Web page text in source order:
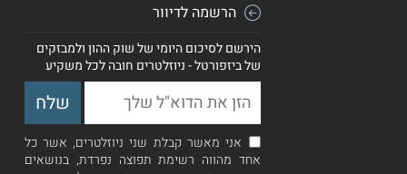
הרשמה לדיוור
הירשם לסיכום היומי של שוק ההון ולמבזקים
של ביזפורטל - ניוזלטרים חובה לכל משקיע
אני מאשר קבלת שני ניוזלטרים, אשר כל
אחד מהווה רשימת תפוצה נפרדת, בנושאים